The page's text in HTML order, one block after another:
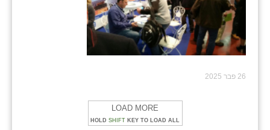
26 פבר 2025
LOAD MORE
HOLD SHIFT KEY TO LOAD ALL